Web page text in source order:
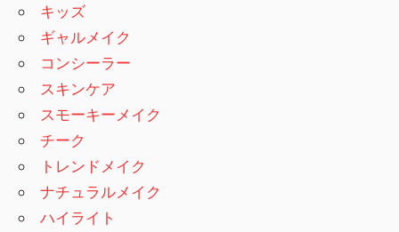
キッズ
ギャルメイク
コンシーラー
スキンケア
スモーキーメイク
チーク
トレンドメイク
ナチュラルメイク
ハイライト